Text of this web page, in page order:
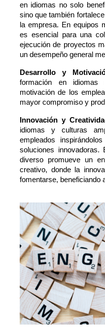
en idiomas no solo
sino que también
la empresa. En equipos
es esencial para una
ejecución de proyectos
un desempeño general
Desarrollo y
formación en idiomas
motivación de los
mayor compromiso y
Innovación y
idiomas y culturas
empleados
soluciones innovadoras.
diverso promueve un
creativo, donde la
fomentarse, beneficiando